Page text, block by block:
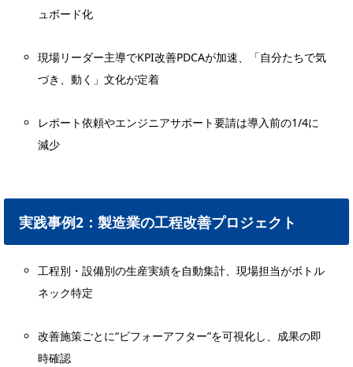
ュボード化
現場リーダー主導でKPI改善PDCAが加速、「自分たちで気
づき、動く」文化が定着
レポート依頼やエンジニアサポート要請は導入前の1/4に
減少
実践事例2：製造業の工程改善プロジェクト
工程別・設備別の生産実績を自動集計、現場担当がボトル
ネック特定
改善施策ごとに“ビフォーアフター”を可視化し、成果の即
時確認